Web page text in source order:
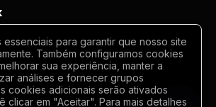
essenciais para garantir que nosso site
Também configuramos cookies
sua experiência, manter a
análises e fornecer grupos
cookies adicionais serão ativados
clicar em "Aceitar". Para mais detalhes